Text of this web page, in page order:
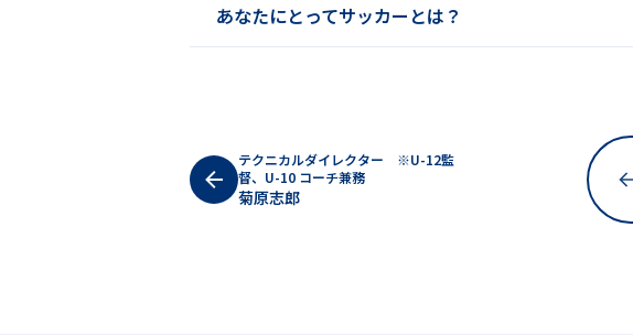
あなたにとってサッカーとは？
テクニカルダイレクター ※U-12監
督、U-10 コーチ兼務
菊原志郎